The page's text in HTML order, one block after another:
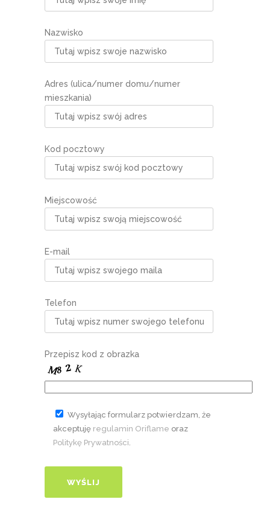
Nazwisko
Adres (ulica/numer domu/numer
mieszkania)
Kod pocztowy
Miejscowość
E-mail
Telefon
Przepisz kod z obrazka
Wysyłając formularz potwierdzam, że
akceptuję regulamin Oriflame oraz
Politykę Prywatności